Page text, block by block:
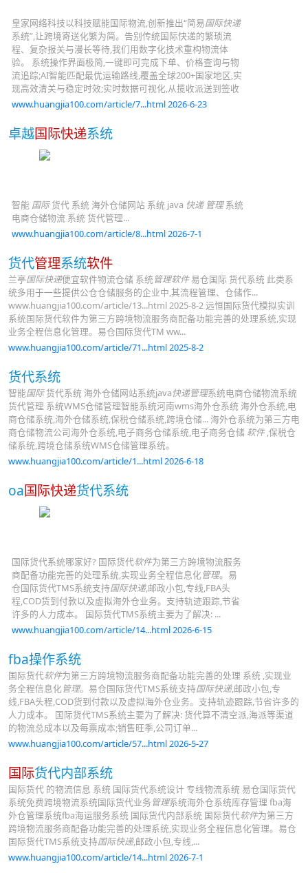
皇家网络科技以科技赋能国际物流,创新推出“简易国际快递
系统”,让跨境寄送化繁为简。告别传统国际快递的繁琐流
程、复杂报关与漫长等待,我们用数字化技术重构物流体
验。 系统操作界面极简,一键即可完成下单、价格查询与物
流追踪;AI智能匹配最优运输路线,覆盖全球200+国家地区,实
现高效清关与稳定时效;实时数据可视化,从揽收派送到签收
www.huangjia100.com/article/7...html 2026-6-23
卓越国际快递系统
智能 国际货代 系统 海外仓储网站 系统 java 快递 管理系统
电商仓储物流 系统 货代管理...
www.huangjia100.com/article/8...html 2026-7-1
货代管理系统软件
兰亭国际快递便宜软件物流仓储 系统管理软件易仓国际 货代系统 此类系
统多用于一些提供公仓仓储服务的企业中,其流程管理、仓储作...
www.huangjia100.com/article/13...html 2025-8-2 远恒国际货代模拟实训
系统国际货代软件为第三方跨境物流服务商配备功能完善的处理系统,实现
业务全程信息化管理。易仓国际货代TM ww...
www.huangjia100.com/article/71...html 2025-8-2
货代系统
智能国际货代系统 海外仓储网站系统java快递管理系统电商仓储物流系统
货代管理 系统WMS仓储管理智能系统河南wms海外仓系统 海外仓系统,电
商仓储系统,海外仓储系统,保税仓储系统,跨境仓储... 海外仓系统为第三方电
商仓储物流公司海外仓系统,电子商务仓储系统,电子商务仓储 软件,保税仓
储系统,跨境仓储系统WMS仓储管理系统。
www.huangjia100.com/article/1...html 2026-6-18
oa国际快递货代系统
国际货代系统哪家好? 国际货代软件为第三方跨境物流服务
商配备功能完善的处理系统,实现业务全程信息化管理。易
仓国际货代TMS系统支持国际快递,邮政小包,专线,FBA头
程,COD货到付款以及虚拟海外仓业务。支持轨迹跟踪,节省
许多的人力成本。 国际货代TMS系统主要为了解决: ...
www.huangjia100.com/article/14...html 2026-6-15
fba操作系统
国际货代软件为第三方跨境物流服务商配备功能完善的处理 系统 ,实现业
务全程信息化管理。易仓国际货代TMS系统支持国际快递,邮政小包,专
线,FBA头程,COD货到付款以及虚拟海外仓业务。支持轨迹跟踪,节省许多的
人力成本。 国际货代TMS系统主要为了解决: 货代算不清空派,海派等渠道
的物流总成本以及每票成本;销售旺季,公司订单...
www.huangjia100.com/article/57...html 2026-5-27
国际货代内部系统
国际货代 的物流信息 系统 国际货代系统设计 专线物流系统 易仓国际货代
系统免费跨境物流系统国际货代业务管理系统海外仓系统库存管理 fba海
外仓管理系统fba海运服务系统 国际货代内部系统 国际货代软件为第三方
跨境物流服务商配备功能完善的处理系统,实现业务全程信息化管理。易仓
国际货代TMS系统支持国际快递,邮政小包,专线,...
www.huangjia100.com/article/14...html 2026-7-1